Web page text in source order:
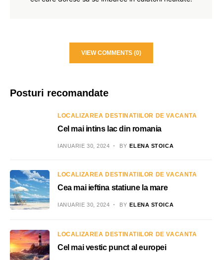
VIEW COMMENTS (0)
Posturi recomandate
LOCALIZAREA DESTINATIILOR DE VACANTA
Cel mai intins lac din romania
IANUARIE 30, 2024 BY ELENA STOICA
LOCALIZAREA DESTINATIILOR DE VACANTA
Cea mai ieftina statiune la mare
IANUARIE 30, 2024 BY ELENA STOICA
LOCALIZAREA DESTINATIILOR DE VACANTA
Cel mai vestic punct al europei